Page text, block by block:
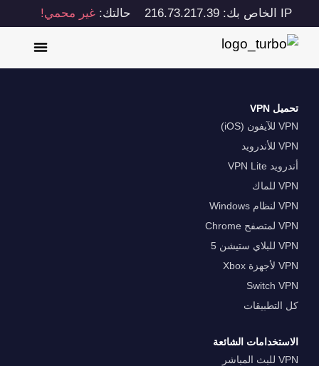
IP الخاص بك: 216.73.217.39 حالتك: غير محمي!
تحميل VPN
VPN للآيفون (iOS)
VPN للأندرويد
أندرويد VPN Lite
VPN للماك
VPN لنظام Windows
VPN لمتصفح Chrome
VPN للبلاي ستيشن 5
VPN لأجهزة Xbox
Switch VPN
كل التطبيقات
الاستخدامات الشائعة
VPN للبث المباشر